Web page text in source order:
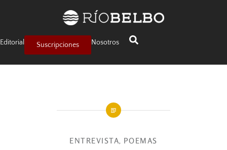
Editorial Suscripciones Nosotros
ENTREVISTA, POEMAS